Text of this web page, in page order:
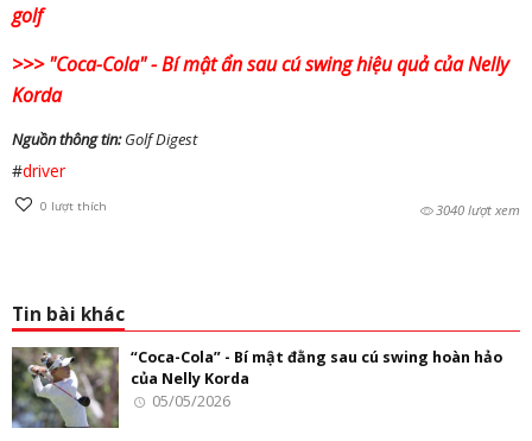
golf
>>> "Coca-Cola" - Bí mật ẩn sau cú swing hiệu quả của Nelly
Korda
Nguồn thông tin:Golf Digest
#driver
0 lượt thích 3040 lượt xem
Tin bài khác
“Coca-Cola” - Bí mật đằng sau cú swing hoàn hảo
của Nelly Korda
05/05/2026